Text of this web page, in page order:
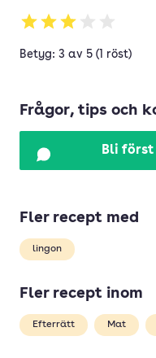
Betyg: 3 av 5 (1 röst)
Frågor, tips och
Bli
Fler recept med
lingon
Fler recept inom
Efterrätt Mat